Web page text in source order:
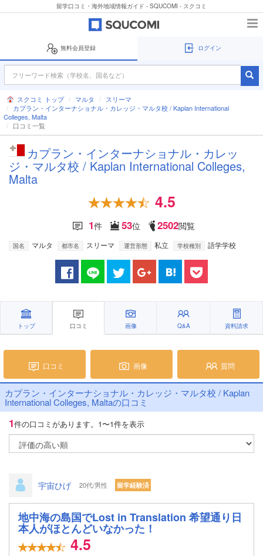
留学口コミ・海外地域情報ガイド - SQUCOMI - スクコミ
無料会員登録 ログイン
スクコミ トップ マルタ
スリーマ
カプラン・インターナショナル・カレッジ・マルタ校 / Kaplan International
Colleges, Malta
口コミ一覧
カプラン・インターナショナル・カレッ
ジ・マルタ校 / Kaplan International Colleges,
Malta
4.5
1件 53位 2502閲覧
国名 マルタ 都市名 スリーマ 運営形態 私立 学校種別 語学学校
トップ 口コミ 画像 Q&A 資料請求
口コミ 画像 質問
カプラン・インターナショナル・カレッジ・マルタ校 / Kaplan
International Colleges, Maltaの口コミ
1件の口コミがあります。 1〜1件を表示
宇宙ひげ 20代/男性 留学経験済
地中海の島国でLost in Translation 希望通り日
本人がほとんどいなかった！
4.5